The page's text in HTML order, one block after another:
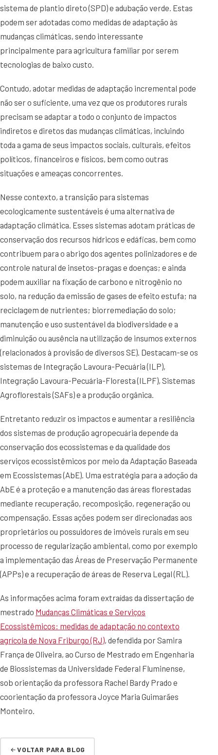
sistema de plantio direto (SPD) e adubação verde. Estas
podem ser adotadas como medidas de adaptação às
mudanças climáticas, sendo interessante
principalmente para agricultura familiar por serem
tecnologias de baixo custo.
Contudo, adotar medidas de adaptação incremental pode
não ser o suficiente, uma vez que os produtores rurais
precisam se adaptar a todo o conjunto de impactos
indiretos e diretos das mudanças climáticas, incluindo
toda a gama de seus impactos sociais, culturais, efeitos
políticos, financeiros e físicos, bem como outras
situações e ameaças concorrentes.
Nesse contexto, a transição para sistemas
ecologicamente sustentáveis é uma alternativa de
adaptação climática. Esses sistemas adotam práticas de
conservação dos recursos hídricos e edáficas, bem como
contribuem para o abrigo dos agentes polinizadores e de
controle natural de insetos-pragas e doenças; e ainda
podem auxiliar na fixação de carbono e nitrogênio no
solo, na redução da emissão de gases de efeito estufa; na
reciclagem de nutrientes; biorremediação do solo;
manutenção e uso sustentável da biodiversidade e a
diminuição ou ausência na utilização de insumos externos
(relacionados à provisão de diversos SE). Destacam-se os
sistemas de Integração Lavoura-Pecuária (ILP),
Integração Lavoura-Pecuária-Floresta (ILPF), Sistemas
Agroflorestais (SAFs) e a produção orgânica.
Entretanto reduzir os impactos e aumentar a resiliência
dos sistemas de produção agropecuária depende da
conservação dos ecossistemas e da qualidade dos
serviços ecossistêmicos por meio da Adaptação Baseada
em Ecossistemas (AbE). Uma estratégia para a adoção da
AbE é a proteção e a manutenção das áreas florestadas
mediante recuperação, recomposição, regeneração ou
compensação. Essas ações podem ser direcionadas aos
proprietários ou possuidores de imóveis rurais em seu
processo de regularização ambiental, como por exemplo
a implementação das Áreas de Preservação Permanente
(APPs) e a recuperação de áreas de Reserva Legal (RL).
As informações acima foram extraídas da dissertação de
mestrado Mudanças Climáticas e Serviços
Ecossistêmicos: medidas de adaptação no contexto
agrícola de Nova Friburgo (RJ), defendida por Samira
França de Oliveira, ao Curso de Mestrado em Engenharia
de Biossistemas da Universidade Federal Fluminense,
sob orientação da professora Rachel Bardy Prado e
coorientação da professora Joyce Maria Guimarães
Monteiro.
VOLTAR PARA BLOG